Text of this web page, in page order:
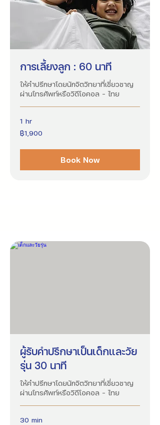
การเลี้ยงลูก : 60 นาที
ให้คำปรึกษาโดยนักจิตวิทยาที่เชี่ยวชาญ
ผ่านโทรศัพท์หรือวิดีโอคอล - ไทย
1 hr
1,900
บาท
฿1,900
Book Now
ผู้รับคำปรึกษาเป็นเด็กและวัย
รุ่น 30 นาที
ให้คำปรึกษาโดยนักจิตวิทยาที่เชี่ยวชาญ
ผ่านโทรศัพท์หรือวิดีโอคอล - ไทย
30 min